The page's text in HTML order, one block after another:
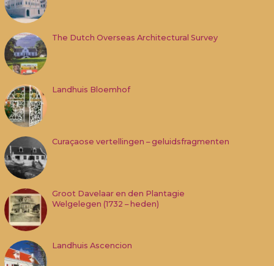
The Dutch Overseas Architectural Survey
Landhuis Bloemhof
Curaçaose vertellingen – geluidsfragmenten
Groot Davelaar en den Plantagie
Welgelegen (1732 – heden)
Landhuis Ascencion